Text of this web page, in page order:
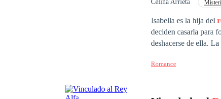
Celina Arrieta
Isabella es la hija del
deciden casarla para
deshacerse de ella.
Romance